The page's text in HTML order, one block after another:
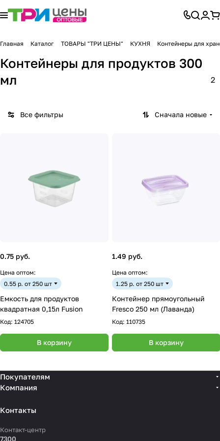
Главная Каталог ТОВАРЫ "ТРИ ЦЕНЫ" КУХНЯ Контейнеры для
Контейнеры для продуктов 300
мл
2
Все фильтры Сначала новые
0.75 руб.
Цена оптом:
0.55 р. от 250 шт
Емкость для продуктов
квадратная 0,15л Fusion
Код: 124705
В корзину
1.49 руб.
Цена оптом:
1.25 р. от 250 шт
Контейнер прямоугольный
Fresco 250 мл (Лаванда)
Код: 110735
В корзину
Покупателям
Компания
Контакты
Контакт-центр
7300